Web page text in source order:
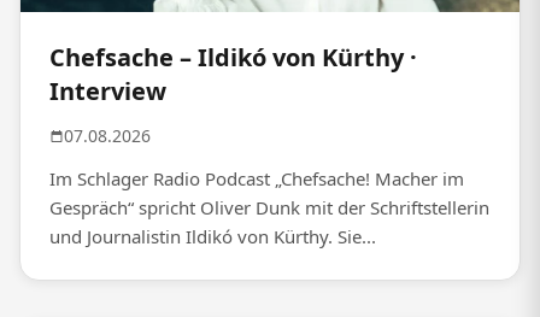
Chefsache – Ildikó von Kürthy ·
Interview
07.08.2026
Im Schlager Radio Podcast „Chefsache! Macher im
Gespräch“ spricht Oliver Dunk mit der Schriftstellerin
und Journalistin Ildikó von Kürthy. Sie...